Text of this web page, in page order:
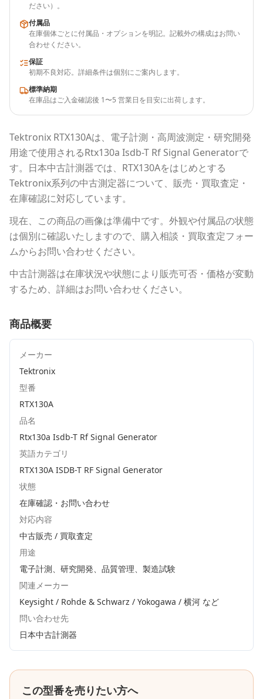
ださい）。
付属品
在庫個体ごとに付属品・オプションを明記。記載外の構成はお問い
合わせください。
保証
初期不良対応。詳細条件は個別にご案内します。
標準納期
在庫品はご入金確認後 1〜5 営業日を目安に出荷します。
Tektronix RTX130Aは、電子計測・高周波測定・研究開発
用途で使用されるRtx130a Isdb-T Rf Signal Generatorで
す。 日本中古計測器では、 RTX130Aをはじめとする
Tektronix系列の中古測定器について、販売・買取査定・
在庫確認に対応しています。
現在、この商品の画像は準備中です。外観や付属品の状態
は個別に確認いたしますので、購入相談・買取査定フォー
ムからお問い合わせください。
中古計測器は在庫状況や状態により販売可否・価格が変動
するため、詳細はお問い合わせください。
商品概要
メーカー
Tektronix
型番
RTX130A
品名
Rtx130a Isdb-T Rf Signal Generator
英語カテゴリ
RTX130A ISDB-T RF Signal Generator
状態
在庫確認・お問い合わせ
対応内容
中古販売 / 買取査定
用途
電子計測、研究開発、品質管理、製造試験
関連メーカー
Keysight / Rohde & Schwarz / Yokogawa / 横河 など
問い合わせ先
日本中古計測器
この型番を売りたい方へ